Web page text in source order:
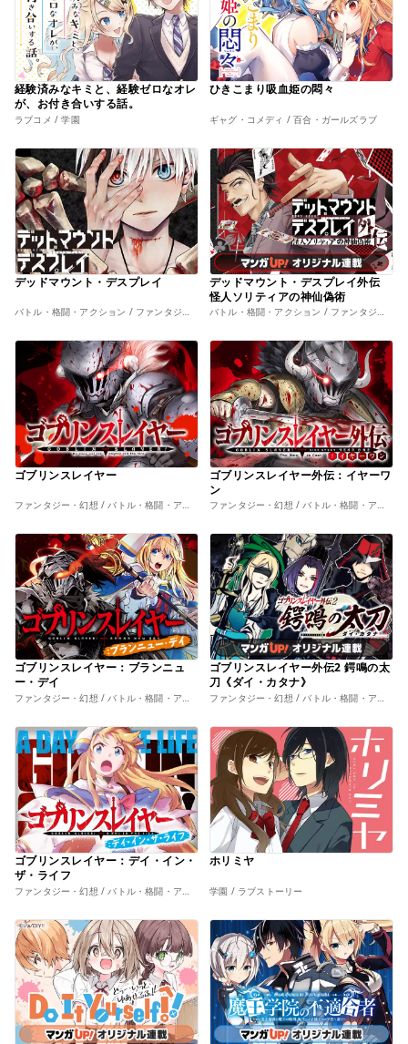
経験済みなキミと、経験ゼロなオレ
が、お付き合いする話。
ラブコメ / 学園
ひきこまり吸血姫の悶々
ギャグ・コメディ / 百合・ガールズラブ
デッドマウント・デスプレイ
バトル・格闘・アクション / ファンタジー・幻想
デッドマウント・デスプレイ外伝
怪人ソリティアの神仙偽術
バトル・格闘・アクション / ファンタジー・幻想
ゴブリンスレイヤー
ファンタジー・幻想 / バトル・格闘・アクション
ゴブリンスレイヤー外伝：イヤーワ
ン
ファンタジー・幻想 / バトル・格闘・アクション
ゴブリンスレイヤー：ブランニュ
ー・デイ
ファンタジー・幻想 / バトル・格闘・アクション
ゴブリンスレイヤー外伝2 鍔鳴の太
刀《ダイ・カタナ》
ファンタジー・幻想 / バトル・格闘・アクション
ゴブリンスレイヤー：デイ・イン・
ザ・ライフ
ホリミヤ
学園 / ラブストーリー